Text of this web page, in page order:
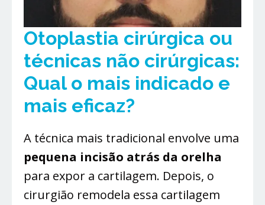
Otoplastia cirúrgica ou
técnicas não cirúrgicas:
Qual o mais indicado e
mais eficaz?
A técnica mais tradicional envolve uma
pequena incisão atrás da orelha
para expor a cartilagem. Depois, o
cirurgião remodela essa cartilagem